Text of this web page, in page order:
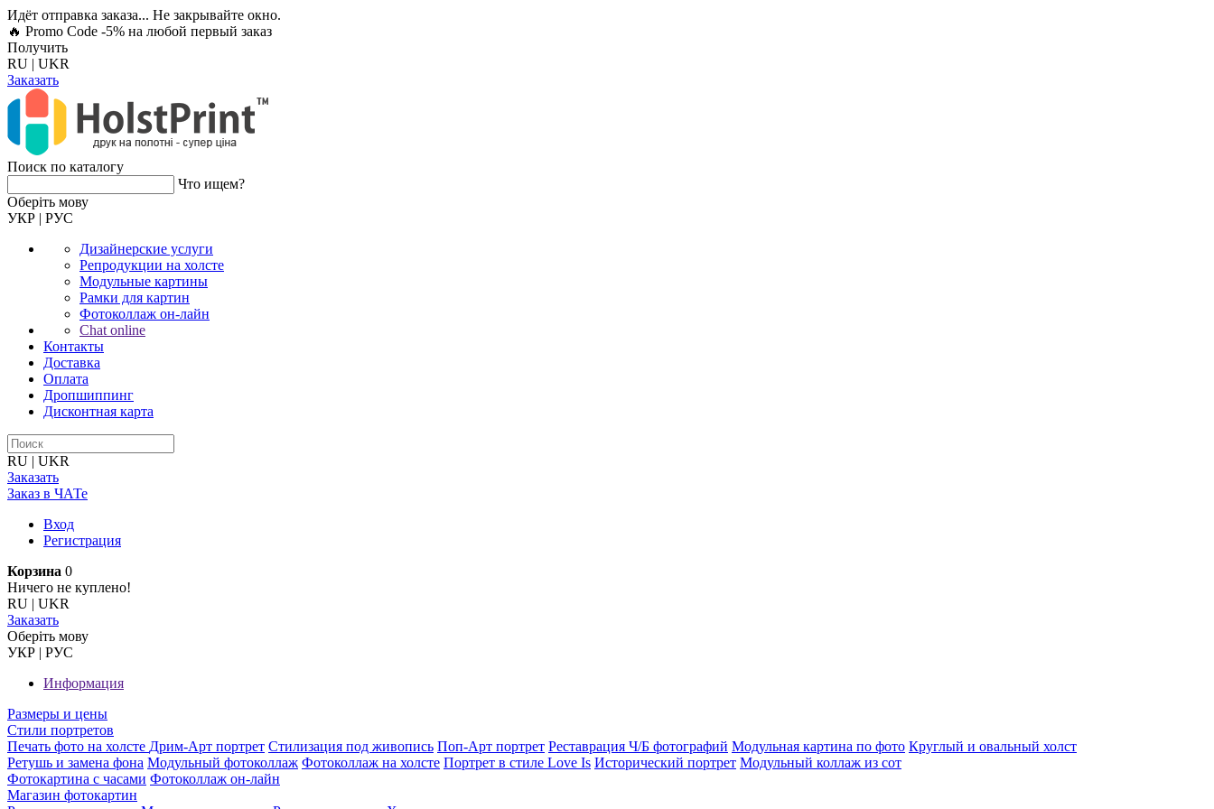
Идёт отправка заказа... Не закрывайте окно.
🔥 Promo Code -5% на любой первый заказ
Получить
RU | UKR
Заказать
Поиск по каталогу
Что ищем?
Оберiть мову
УКР | РУС
Дизайнерские услуги
Репродукции на холсте
Модульные картины
Рамки для картин
Фотоколлаж он-лайн
Chat online
Контакты
Доставка
Оплата
Дропшиппинг
Дисконтная карта
RU | UKR
Заказать
Заказ в ЧАТе
Вход
Регистрация
Корзина 0
Ничего не куплено!
RU | UKR
Заказать
Оберiть мову
УКР | РУС
Информация
Размеры и цены
Стили портретов
Печать фото на холсте Дрим-Арт портрет Стилизация под живопись Поп-Арт портрет Реставрация Ч/Б фотографий Модульная картина по фото Круглый и овальный холст
Ретушь и замена фона Модульный фотоколлаж Фотоколлаж на холсте Портрет в стиле Love Is Исторический портрет Модульный коллаж из сот
Фотокартина с часами Фотоколлаж он-лайн
Магазин фотокартин